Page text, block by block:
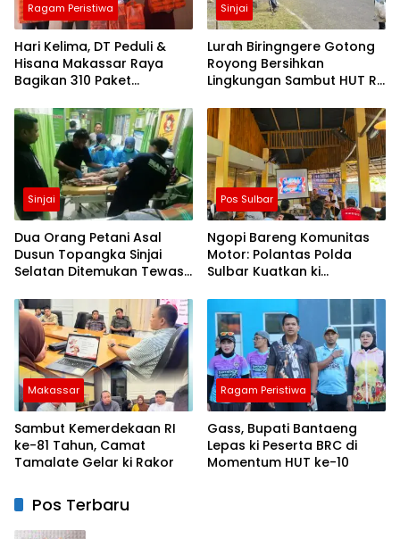
Ragam Peristiwa
Hari Kelima, DT Peduli &
Hisana Makassar Raya
Bagikan 310 Paket
Kebakaran Tallo
Sinjai
Lurah Biringngere Gotong
Royong Bersihkan
Lingkungan Sambut HUT RI
Sinjai
Dua Orang Petani Asal
Dusun Topangka Sinjai
Selatan Ditemukan Tewas,
Kasian”
Pos Sulbar
Ngopi Bareng Komunitas
Motor: Polantas Polda
Sulbar Kuatkan ki
Keselamatan
Makassar
Sambut Kemerdekaan RI
ke-81 Tahun, Camat
Tamalate Gelar ki Rakor
Ragam Peristiwa
Gass, Bupati Bantaeng
Lepas ki Peserta BRC di
Momentum HUT ke-10
Pos Terbaru